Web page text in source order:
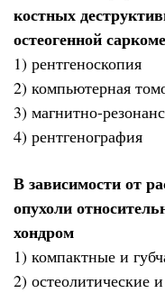
костных
остеогенной
1) рентгеноскопия
2) компьютерная
3) магнитно-
4) рентгенография
В зависимости от
опухоли
хондром
1) компактные и
2) остеолитические